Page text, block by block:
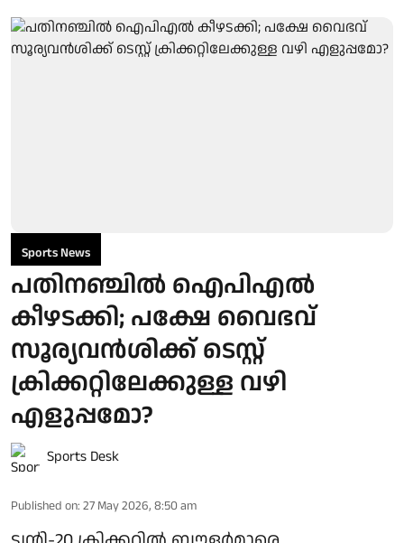
Sports News
പതിനഞ്ചില്‍ ഐപിഎല്‍
കീഴടക്കി; പക്ഷേ വൈഭവ്
സൂര്യവൻശിക്ക് ടെസ്റ്റ്
ക്രിക്കറ്റിലേക്കുള്ള വഴി
എളുപ്പമോ?
Sports Desk
Published on: 27 May 2026, 8:50 am